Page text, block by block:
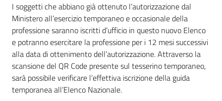
I soggetti che abbiano già ottenuto l’autorizzazione dal
Ministero all’esercizio temporaneo e occasionale della
professione saranno iscritti d’ufficio in questo nuovo Elenco
e potranno esercitare la professione per i 12 mesi successivi
alla data di ottenimento dell’autorizzazione. Attraverso la
scansione del QR Code presente sul tesserino temporaneo,
sarà possibile verificare l’effettiva iscrizione della guida
temporanea all’Elenco Nazionale.